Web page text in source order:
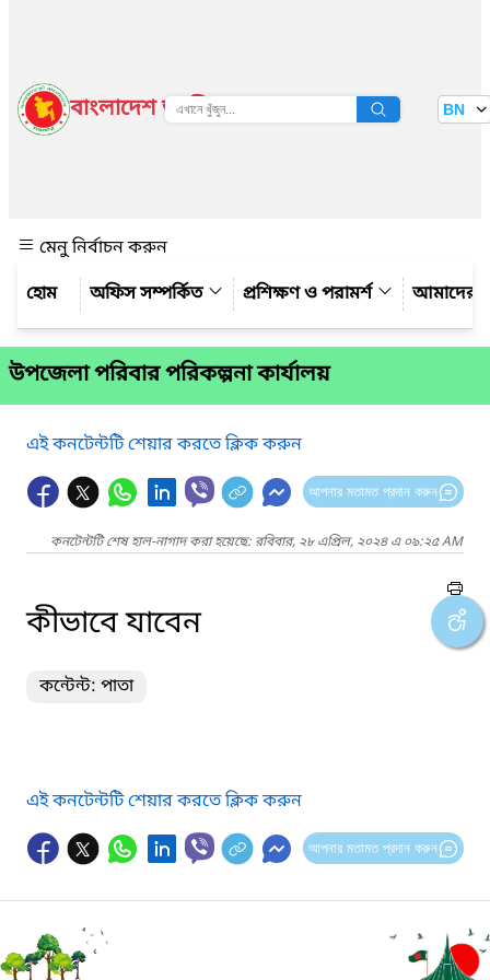
বাংলাদেশ জাতীয় তথ্য বাতায়ন BN
মেনু নির্বাচন করুন
অফিস সম্পর্কিত
প্রশিক্ষণ ও পরামর্শ আমাদের
উপজেলা পরিবার পরিকল্পনা কার্যালয়
এই কনটেন্টটি শেয়ার করতে ক্লিক করুন
আপনার মতামত প্রদান করুন
কনটেন্টটি শেষ হাল-নাগাদ করা হয়েছে: রবিবার, ২৮ এপ্রিল, ২০২৪ এ ০৯:২৫ AM
কীভাবে যাবেন
কন্টেন্ট: পাতা
এই কনটেন্টটি শেয়ার করতে ক্লিক করুন
আপনার মতামত প্রদান করুন